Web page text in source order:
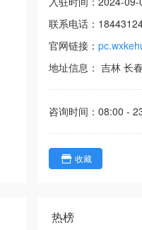
联系电话：
官网链接：
地址信息： 吉林 长
咨询时间： 08:00 -
收藏
热榜